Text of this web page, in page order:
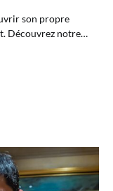
son propre
Découvrez notre…